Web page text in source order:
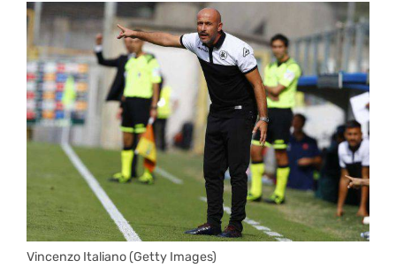
Vincenzo Italiano (Getty Images)